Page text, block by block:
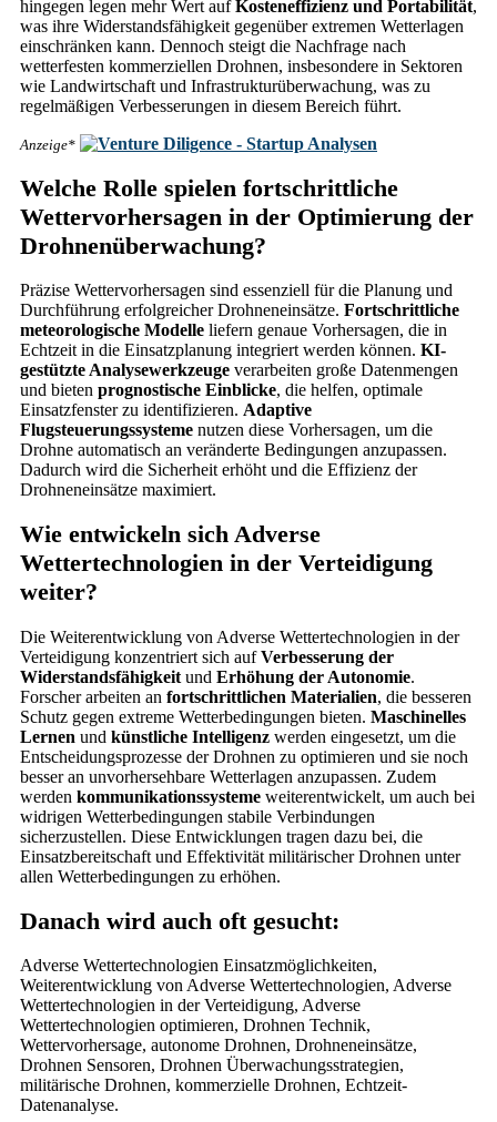
hingegen legen mehr Wert aufKosteneffizienz und Portabilität,
was ihre Widerstandsfähigkeit gegenüber extremen Wetterlagen
einschränken kann. Dennoch steigt die Nachfrage nach
wetterfesten kommerziellen Drohnen, insbesondere in Sektoren
wie Landwirtschaft und Infrastrukturüberwachung, was zu
regelmäßigen Verbesserungen in diesem Bereich führt.
Anzeige*
Welche Rolle spielen fortschrittliche
Wettervorhersagen in der Optimierung der
Drohnenüberwachung?
Präzise Wettervorhersagen sind essenziell für die Planung und
Durchführung erfolgreicher Drohneneinsätze. Fortschrittliche
meteorologische Modelle liefern genaue Vorhersagen, die in
Echtzeit in die Einsatzplanung integriert werden können. KI-
gestützte Analysewerkzeuge verarbeiten große Datenmengen
und bieten prognostische Einblicke, die helfen, optimale
Einsatzfenster zu identifizieren. Adaptive
Flugsteuerungssysteme nutzen diese Vorhersagen, um die
Drohne automatisch an veränderte Bedingungen anzupassen.
Dadurch wird die Sicherheit erhöht und die Effizienz der
Drohneneinsätze maximiert.
Wie entwickeln sich Adverse
Wettertechnologien in der Verteidigung
weiter?
Die Weiterentwicklung von Adverse Wettertechnologien in der
Verteidigung konzentriert sich aufVerbesserung der
Widerstandsfähigkeit und Erhöhung der Autonomie.
Forscher arbeiten an fortschrittlichen Materialien, die besseren
Schutz gegen extreme Wetterbedingungen bieten. Maschinelles
Lernen und künstliche Intelligenz werden eingesetzt, um die
Entscheidungsprozesse der Drohnen zu optimieren und sie noch
besser an unvorhersehbare Wetterlagen anzupassen. Zudem
werden kommunikationssysteme weiterentwickelt, um auch bei
widrigen Wetterbedingungen stabile Verbindungen
sicherzustellen. Diese Entwicklungen tragen dazu bei, die
Einsatzbereitschaft und Effektivität militärischer Drohnen unter
allen Wetterbedingungen zu erhöhen.
Danach wird auch oft gesucht:
Adverse Wettertechnologien Einsatzmöglichkeiten,
Weiterentwicklung von Adverse Wettertechnologien, Adverse
Wettertechnologien in der Verteidigung, Adverse
Wettertechnologien optimieren, Drohnen Technik,
Wettervorhersage, autonome Drohnen, Drohneneinsätze,
Drohnen Sensoren, Drohnen Überwachungsstrategien,
militärische Drohnen, kommerzielle Drohnen, Echtzeit-
Datenanalyse.